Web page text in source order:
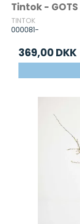
Tintok -
TINTOK
000081-
369,00 DKK